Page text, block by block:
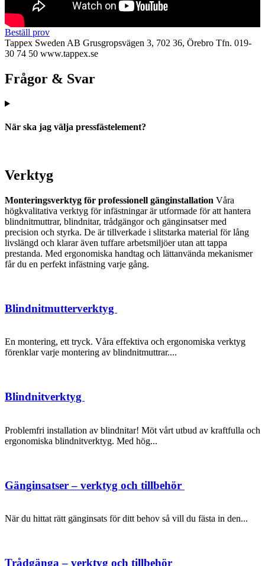
Beställ prov
Tappex Sweden AB Grusgropsvägen 3, 702 36, Örebro Tfn. 019-
30 74 50 www.tappex.se
Frågor & Svar
När ska jag välja pressfästelement?
Verktyg
Monteringsverktyg för professionell gänginstallation Våra
högkvalitativa verktyg för infästningar är utformade för att hantera
blindnitmuttrar, blindnitar, trådgängor och gänginsatser med
precision och styrka. De är tillverkade i slitstarka material för lång
livslängd och klarar även tuffare arbetsmiljöer utan att tappa
prestanda. Med ergonomiska handtag och lättanvända mekanismer
får du en perfekt infästning varje gång.
Blindnitmutterverktyg
En montering, ett tryck. Våra effektiva och ergonomiska verktyg
förenklar varje montering av blindnitmuttrar....
Blindnitverktyg
Problemfri installation av blindnitar! Möt vårt utbud av kraftfulla och
ergonomiska blindnitverktyg. Med hög...
Gänginsatser – verktyg och tillbehör
När du hittat rätt gänginsats för ditt behov så vill du fästa in den...
Trådgänga – verktyg och tillbehör